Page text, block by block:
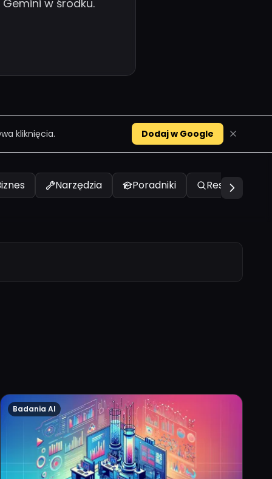
w środku.
kliknięcia. Dodaj w Google
Narzędzia Poradniki Research
Badania AI